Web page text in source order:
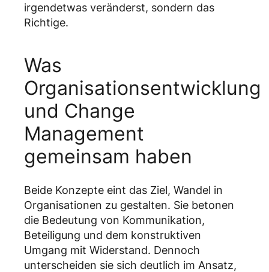
irgendetwas veränderst, sondern das
Richtige.
Was
Organisationsentwicklung
und Change
Management
gemeinsam haben
Beide Konzepte eint das Ziel, Wandel in
Organisationen zu gestalten. Sie betonen
die Bedeutung von Kommunikation,
Beteiligung und dem konstruktiven
Umgang mit Widerstand. Dennoch
unterscheiden sie sich deutlich im Ansatz,